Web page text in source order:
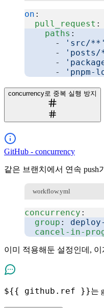
on :
  pull_request
:
    paths
:
      -
'src/**'
      -
      -
      -
'pnpm-
concurrency로 중복 실행 방지
GitHub - concurrency
같은 브랜치에서 연속
workflow.yml
concurrency :
  group
:
cancel-in-
이미 적용해둔 설정인데,
${{ github.ref }}는